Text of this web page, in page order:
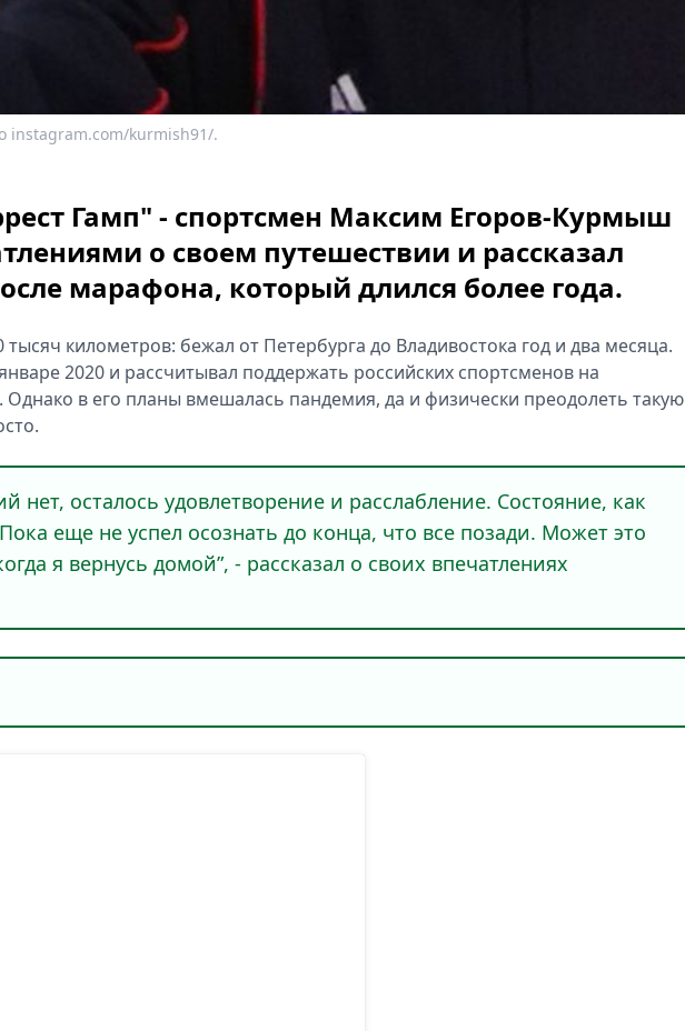
instagram.com/kurmish91/.
Гамп" - спортсмен Максим Егоров-Курмыш
о своем путешествии и рассказал
марафона, который длился более года.
километров: бежал от Петербурга до Владивостока год и два месяца.
2020 и рассчитывал поддержать российских спортсменов на
в его планы вмешалась пандемия, да и физически преодолеть такую
нет, осталось удовлетворение и расслабление. Состояние, как
еще не успел осознать до конца, что все позади. Может это
я вернусь домой”, - рассказал о своих впечатлениях